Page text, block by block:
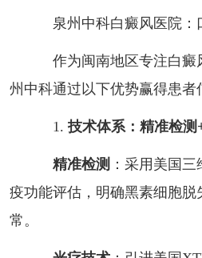
泉州中科白癜风医院：
作为闽南地区专注白癜
州中科通过以下优势赢得患者
1. 技术体系：精准检测
精准检测 ：采用美国
疫功能评估，明确黑素细胞
常。